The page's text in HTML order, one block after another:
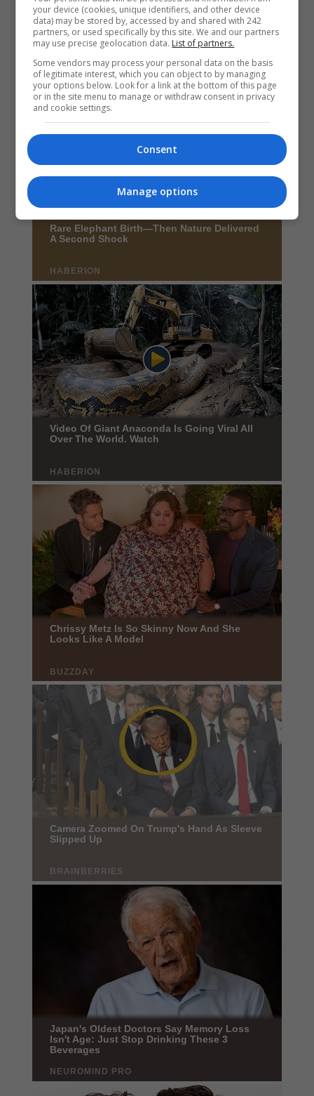
your device (cookies, unique identifiers, and other device
data) may be stored by, accessed by and shared with 242
partners, or used specifically by this site. We and our partners
may use precise geolocation data. List of partners.
Some vendors may process your personal data on the basis
of legitimate interest, which you can object to by managing
your options below. Look for a link at the bottom of this page
or in the site menu to manage or withdraw consent in privacy
and cookie settings.
Consent
Manage options